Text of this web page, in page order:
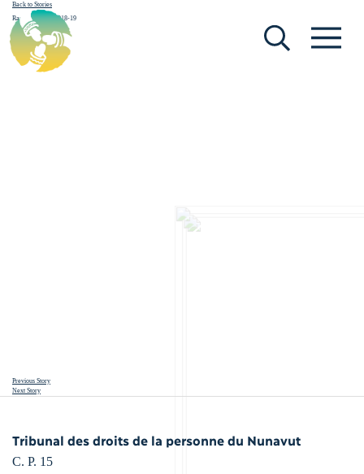
Back to Stories
Rapport annuel 2018-19
June 3, 2025
Previous Story
Next Story
Tribunal des droits de la personne du Nunavut
C. P. 15